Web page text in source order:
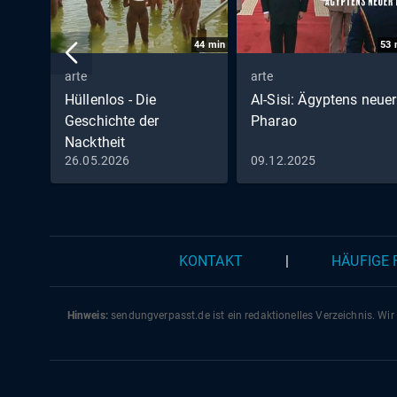
44min
arte
Hüllenlos - Die
Geschichte der
Nacktheit
26.05.2026
53
arte
Al-Sisi: Ägyptens neuer
Pharao
09.12.2025
KONTAKT HÄUFIGE
Hinweis:sendungverpasst.deist ein redaktionelles Verzeichnis. Wir